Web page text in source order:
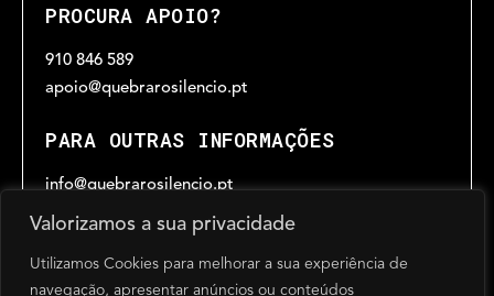
Valorizamos a sua privacidade
Utilizamos Cookies para melhorar a sua experiência de
navegação, apresentar anúncios ou conteúdos
PROCURA APOIO?
910 846 589
apoio@quebrarosilencio.pt
PARA OUTRAS INFORMAÇÕES
info@quebrarosilencio.pt
HORÁRIO